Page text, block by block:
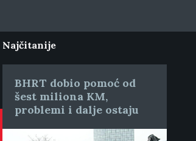
Najčitanije
BHRT dobio pomoć od
šest miliona KM,
problemi i dalje ostaju